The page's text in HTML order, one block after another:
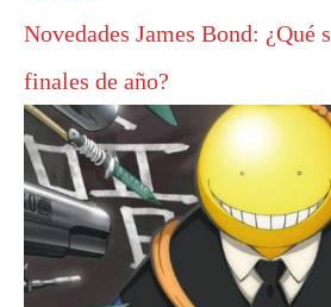
Novedades James Bond: ¿Qué
finales de año?